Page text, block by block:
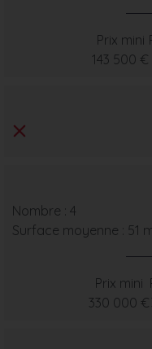
Prix mini
143 500 €
Nombre : 4
Surface moyenne : 51
Prix mini
330 000 €